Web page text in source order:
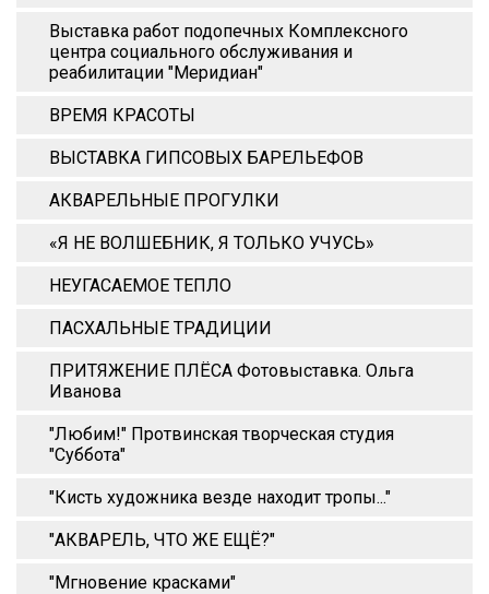
Выставка работ подопечных Комплексного
центра социального обслуживания и
реабилитации "Меридиан"
ВРЕМЯ КРАСОТЫ
ВЫСТАВКА ГИПСОВЫХ БАРЕЛЬЕФОВ
АКВАРЕЛЬНЫЕ ПРОГУЛКИ
«Я НЕ ВОЛШЕБНИК, Я ТОЛЬКО УЧУСЬ»
НЕУГАСАЕМОЕ ТЕПЛО
ПАСХАЛЬНЫЕ ТРАДИЦИИ
ПРИТЯЖЕНИЕ ПЛЁСА Фотовыставка. Ольга
Иванова
"Любим!" Протвинская творческая студия
"Суббота"
"Кисть художника везде находит тропы..."
"АКВАРЕЛЬ, ЧТО ЖЕ ЕЩЁ?"
"Мгновение красками"